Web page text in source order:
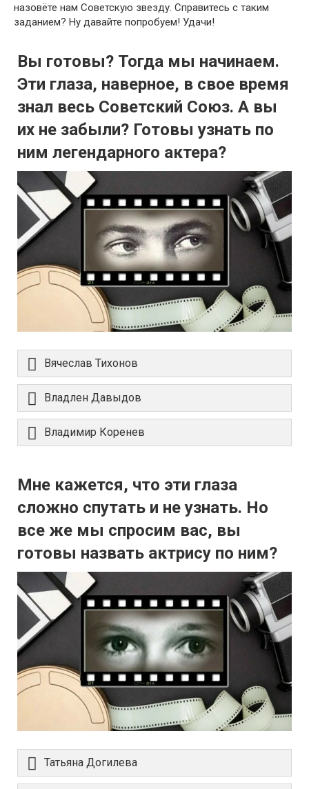
назовёте нам Советскую звезду. Справитесь с таким
заданием? Ну давайте попробуем! Удачи!
Вы готовы? Тогда мы начинаем.
Эти глаза, наверное, в свое время
знал весь Советский Союз. А вы
их не забыли? Готовы узнать по
ним легендарного актера?
Вячеслав Тихонов
Владлен Давыдов
Владимир Коренев
Мне кажется, что эти глаза
сложно спутать и не узнать. Но
все же мы спросим вас, вы
готовы назвать актрису по ним?
Татьяна Догилева